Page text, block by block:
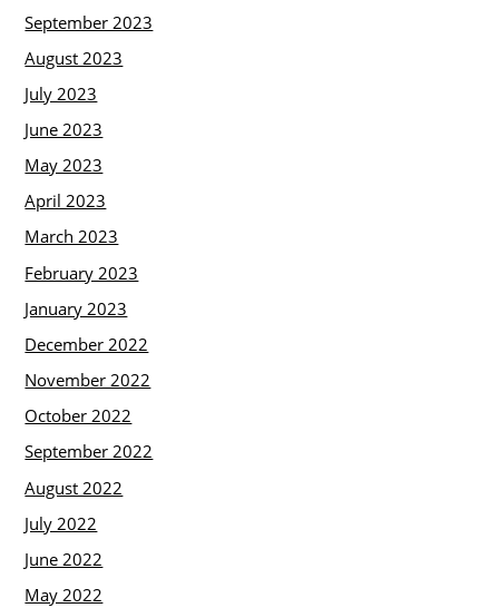
September 2023
August 2023
July 2023
June 2023
May 2023
April 2023
March 2023
February 2023
January 2023
December 2022
November 2022
October 2022
September 2022
August 2022
July 2022
June 2022
May 2022